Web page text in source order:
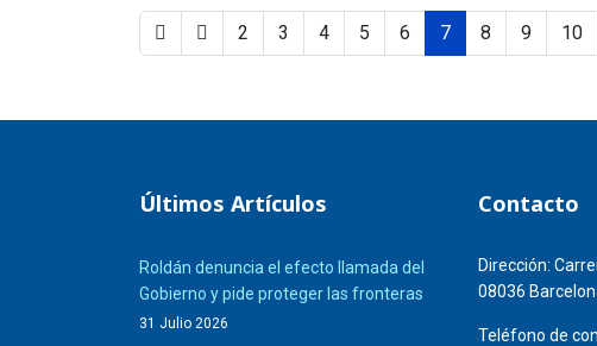
2 3 4 5 6 7 8 9 10
Últimos Artículos
Roldán denuncia el efecto llamada del
Gobierno y pide proteger las fronteras
31 Julio 2026
Contacto
Dirección:
08036
Teléfono de